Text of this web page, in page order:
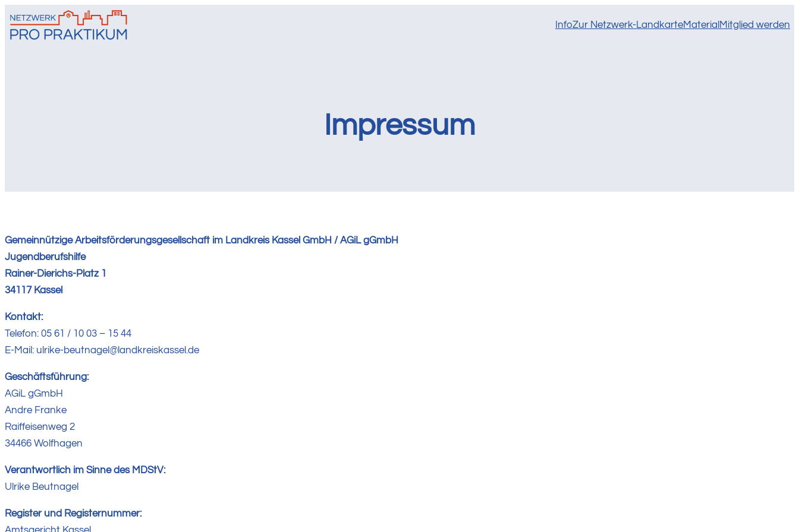
Zum
Inhalt
InfoZur Netzwerk-LandkarteMaterial Mitglied werden
Impressum
Gemeinnützige Arbeitsförderungsgesellschaft im Landkreis Kassel GmbH / AGiL gGmbH
Jugendberufshilfe
Rainer-Dierichs-Platz 1
34117 Kassel
Kontakt:
Telefon: 05 61 / 10 03 – 15 44
E-Mail: ulrike-beutnagel@landkreiskassel.de
Geschäftsführung:
AGiL gGmbH
Andre Franke
Raiffeisenweg 2
34466 Wolfhagen
Verantwortlich im Sinne des MDStV:
Ulrike Beutnagel
Register und Registernummer: